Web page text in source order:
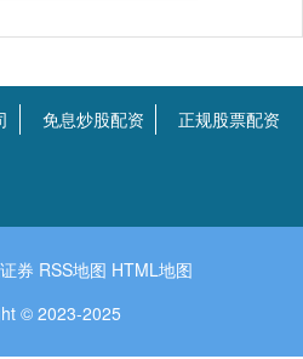
免息炒股配资 正规股票配资
券 RSS地图 HTML地图
© 2023-2025